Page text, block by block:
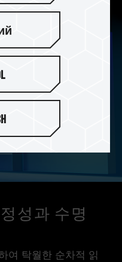
성과 수명
여 탁월한 순차적 읽